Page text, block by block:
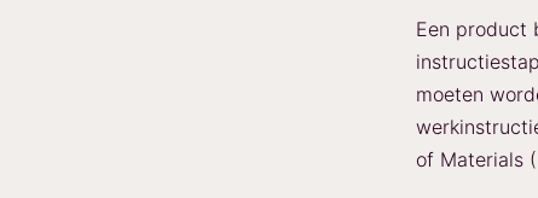
Een product
moeten
of Materials